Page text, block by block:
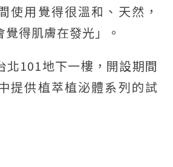
使用覺得很溫和、天然，
得肌膚在發光」。
北101地下一樓，開設期間
提供植萃植泌體系列的試